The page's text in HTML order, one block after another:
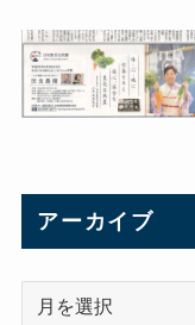
アーカイブ